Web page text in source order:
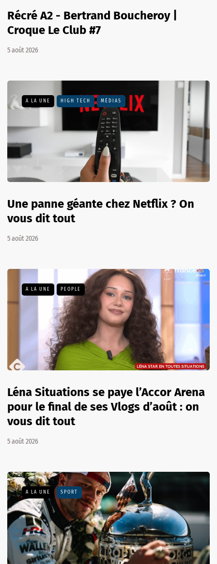
Récré A2 - Bertrand Boucheroy |
Croque Le Club #7
5 août 2026
A LA UNE HIGH TECH MÉDIAS
Une panne géante chez Netflix ? On
vous dit tout
5 août 2026
A LA UNE PEOPLE
Léna Situations se paye l’Accor Arena
pour le final de ses Vlogs d’août : on
vous dit tout
5 août 2026
A LA UNE SPORT